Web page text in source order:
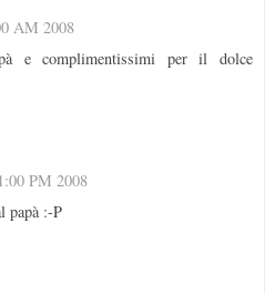
AM 2008
e complimentissimi per il dolce
PM 2008
papà :-P